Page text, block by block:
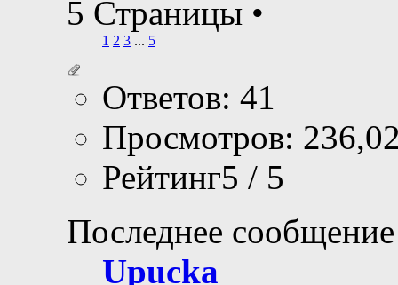
5 Страницы •
1 2 3 ... 5
Ответов: 41
Просмотров:
Рейтинг5 / 5
Последнее
Upucka